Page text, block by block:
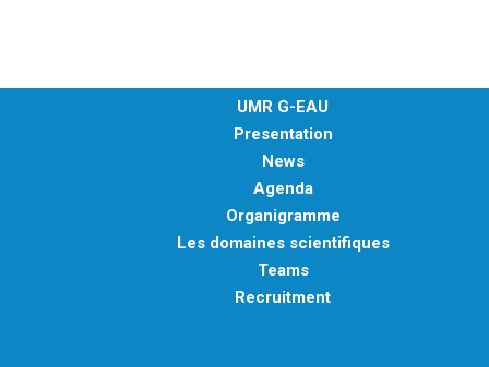
UMR G-EAU
Presentation
News
Agenda
Organigramme
Les domaines scientifiques
Teams
Recruitment